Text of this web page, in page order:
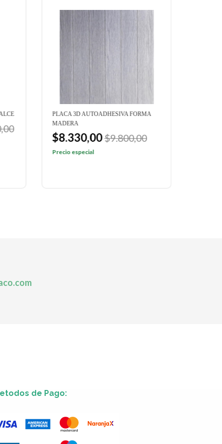
PLACA 3D AUTOADHESIVA FORMA
MADERA
$8.330,00$9.800,00
Precio especial
de Pago: